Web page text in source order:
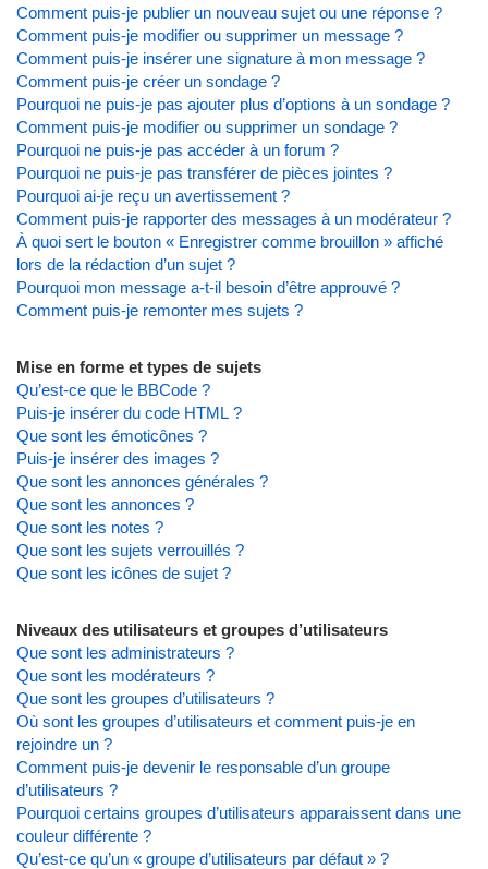
Comment puis-je publier un nouveau sujet ou une réponse ?
Comment puis-je modifier ou supprimer un message ?
Comment puis-je insérer une signature à mon message ?
Comment puis-je créer un sondage ?
Pourquoi ne puis-je pas ajouter plus d’options à un sondage ?
Comment puis-je modifier ou supprimer un sondage ?
Pourquoi ne puis-je pas accéder à un forum ?
Pourquoi ne puis-je pas transférer de pièces jointes ?
Pourquoi ai-je reçu un avertissement ?
Comment puis-je rapporter des messages à un modérateur ?
À quoi sert le bouton « Enregistrer comme brouillon » affiché
lors de la rédaction d’un sujet ?
Pourquoi mon message a-t-il besoin d’être approuvé ?
Comment puis-je remonter mes sujets ?
Mise en forme et types de sujets
Qu’est-ce que le BBCode ?
Puis-je insérer du code HTML ?
Que sont les émoticônes ?
Puis-je insérer des images ?
Que sont les annonces générales ?
Que sont les annonces ?
Que sont les notes ?
Que sont les sujets verrouillés ?
Que sont les icônes de sujet ?
Niveaux des utilisateurs et groupes d’utilisateurs
Que sont les administrateurs ?
Que sont les modérateurs ?
Que sont les groupes d’utilisateurs ?
Où sont les groupes d’utilisateurs et comment puis-je en
rejoindre un ?
Comment puis-je devenir le responsable d’un groupe
d’utilisateurs ?
Pourquoi certains groupes d’utilisateurs apparaissent dans une
couleur différente ?
Qu’est-ce qu’un « groupe d’utilisateurs par défaut » ?